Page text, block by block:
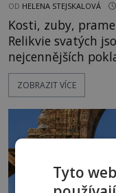
OD HELENA STEJSKALOVÁ
Kosti, zuby,
Relikvie svatých
nejcennějších
mají pečlivě
záhady, krádeže i
o skutečné historické
Evropě mají
jen předmětem úcty
ZOBRAZIT VÍCE
Tyto